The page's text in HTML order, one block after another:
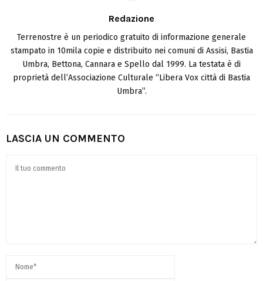
Redazione
Terrenostre è un periodico gratuito di informazione generale
stampato in 10mila copie e distribuito nei comuni di Assisi, Bastia
Umbra, Bettona, Cannara e Spello dal 1999. La testata è di
proprietà dell’Associazione Culturale “Libera Vox città di Bastia
Umbra”.
LASCIA UN COMMENTO